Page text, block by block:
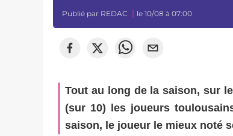
Publié par REDAC le 10/08 à 07:00
Tout au long de la saison, sur
(sur 10) les joueurs
saison, le joueur le mieux noté